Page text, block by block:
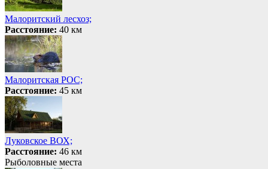
Малоритский лесхоз;
Расстояние: 40 км
Малоритская РОС;
Расстояние: 45 км
Луковское ВОХ;
Расстояние: 46 км
Рыболовные места